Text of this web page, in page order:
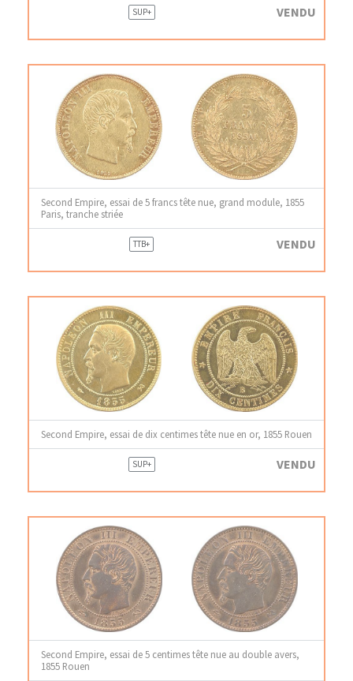
SUP+ VENDU
Second Empire, essai de 5 francs tête nue, grand module, 1855
Paris, tranche striée
TTB+ VENDU
Second Empire, essai de dix centimes tête nue en or, 1855 Rouen
SUP+ VENDU
Second Empire, essai de 5 centimes tête nue au double avers,
1855 Rouen